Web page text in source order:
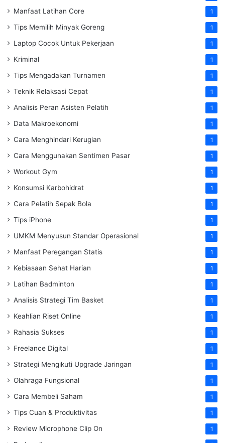
Manfaat Latihan Core 1
Tips Memilih Minyak Goreng 1
Laptop Cocok Untuk Pekerjaan 1
Kriminal 1
Tips Mengadakan Turnamen 1
Teknik Relaksasi Cepat 1
Analisis Peran Asisten Pelatih 1
Data Makroekonomi 1
Cara Menghindari Kerugian 1
Cara Menggunakan Sentimen Pasar 1
Workout Gym 1
Konsumsi Karbohidrat 1
Cara Pelatih Sepak Bola 1
Tips iPhone 1
UMKM Menyusun Standar Operasional 1
Manfaat Peregangan Statis 1
Kebiasaan Sehat Harian 1
Latihan Badminton 1
Analisis Strategi Tim Basket 1
Keahlian Riset Online 1
Rahasia Sukses 1
Freelance Digital 1
Strategi Mengikuti Upgrade Jaringan 1
Olahraga Fungsional 1
Cara Membeli Saham 1
Tips Cuan & Produktivitas 1
Review Microphone Clip On 1